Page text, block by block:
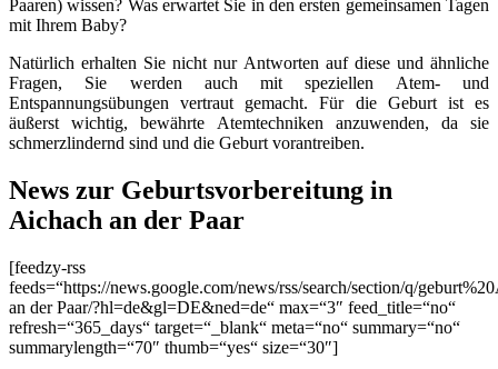
Paaren) wissen? Was erwartet Sie in den ersten gemeinsamen Tagen
mit Ihrem Baby?
Natürlich erhalten Sie nicht nur Antworten auf diese und ähnliche
Fragen, Sie werden auch mit speziellen Atem- und
Entspannungsübungen vertraut gemacht. Für die Geburt ist es
äußerst wichtig, bewährte Atemtechniken anzuwenden, da sie
schmerzlindernd sind und die Geburt vorantreiben.
News zur Geburtsvorbereitung in
Aichach an der Paar
[feedzy-rss
feeds=“https://news.google.com/news/rss/search/section/q/
an der Paar/?hl=de&gl=DE&ned=de“ max=“3″ feed_title=“no“
refresh=“365_days“ target=“_blank“ meta=“no“ summary=“no“
summarylength=“70″ thumb=“yes“ size=“30″]